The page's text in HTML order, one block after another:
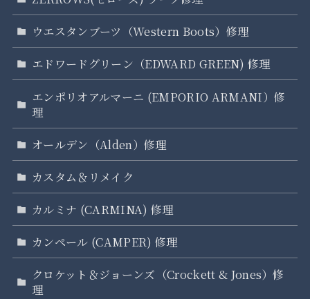
ウエスタンブーツ（Western Boots）修理
エドワードグリーン（EDWARD GREEN) 修理
エンポリオアルマーニ (EMPORIO ARMANI）修
理
オールデン（Alden）修理
カスタム＆リメイク
カルミナ (CARMINA) 修理
カンペール (CAMPER) 修理
クロケット＆ジョーンズ（Crockett & Jones）修
理